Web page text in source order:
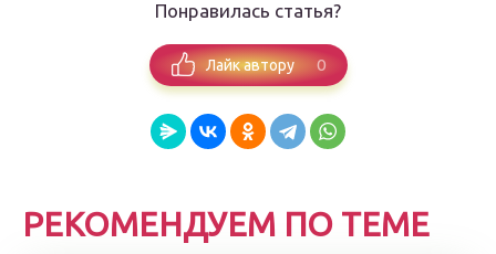
Понравилась статья?
Лайк автору 0
РЕКОМЕНДУЕМ ПО ТЕМЕ